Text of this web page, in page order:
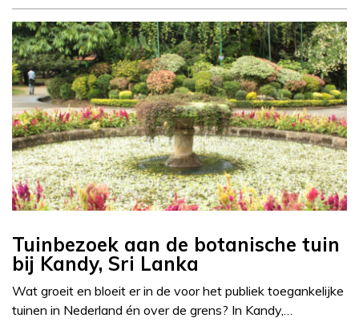
Tuinbezoek aan de botanische tuin
bij Kandy, Sri Lanka
Wat groeit en bloeit er in de voor het publiek toegankelijke
tuinen in Nederland én over de grens? In Kandy,…